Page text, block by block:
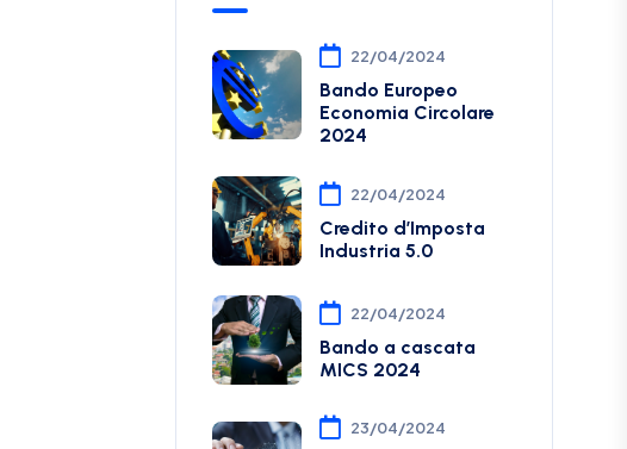
22/04/2024
Bando Europeo
Economia Circolare
2024
22/04/2024
Credito d’Imposta
Industria 5.0
22/04/2024
Bando a cascata
MICS 2024
23/04/2024